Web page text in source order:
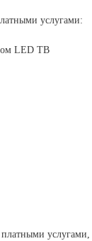
услугами:
LED ТВ
услугами,